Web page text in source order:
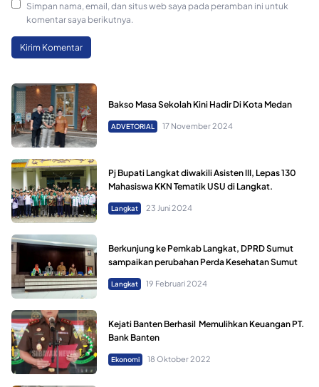
Simpan nama, email, dan situs web saya pada peramban ini untuk
komentar saya berikutnya.
Bakso Masa Sekolah Kini Hadir Di Kota Medan
ADVETORIAL 17 November 2024
Pj Bupati Langkat diwakili Asisten III, Lepas 130
Mahasiswa KKN Tematik USU di Langkat.
Langkat 23 Juni 2024
Berkunjung ke Pemkab Langkat, DPRD Sumut
sampaikan perubahan Perda Kesehatan Sumut
Langkat 19 Februari 2024
Kejati Banten Berhasil Memulihkan Keuangan PT.
Bank Banten
Ekonomi 18 Oktober 2022